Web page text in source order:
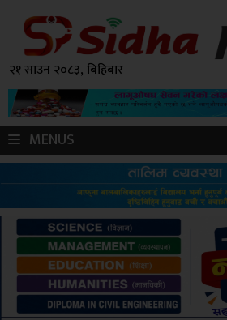
२१ साउन २०८३, बिहिबार
MENUS